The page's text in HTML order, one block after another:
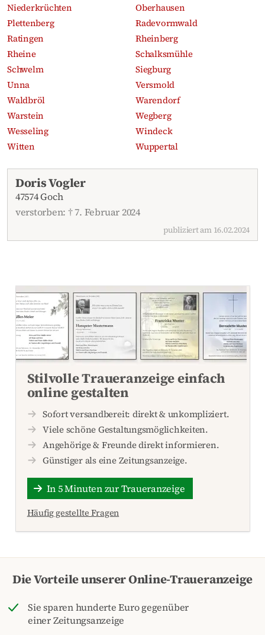
Niederkrüchten
Oberhausen
Plettenberg
Radevormwald
Ratingen
Rheinberg
Rheine
Schalksmühle
Schwelm
Siegburg
Unna
Versmold
Waldbröl
Warendorf
Warstein
Wegberg
Wesseling
Windeck
Witten
Wuppertal
Aktuelle Traueranzeigen
Doris Vogler
47574 Goch
verstorben: † 7. Februar 2024
publiziert am 16.02.2024
Stilvolle Traueranzeige einfach
online gestalten
Sofort versandbereit: direkt & unkompliziert.
Viele schöne Gestaltungsmöglichkeiten.
Angehörige & Freunde direkt informieren.
Günstiger als eine Zeitungsanzeige.
In 5 Minuten zur Traueranzeige
Häufig gestellte Fragen
Die Vorteile unserer Online-Traueranzeige
Sie sparen hunderte Euro gegenüber
einer Zeitungsanzeige